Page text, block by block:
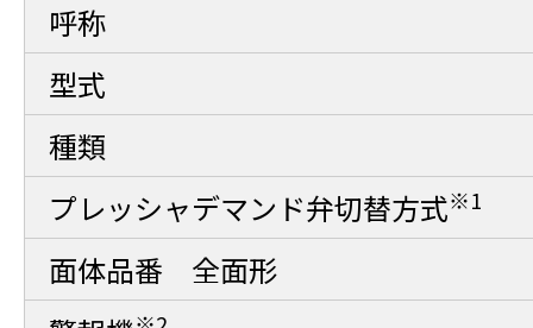
呼称
型式
種類
プレッシャデマンド弁切替方式※1
面体品番 全面形